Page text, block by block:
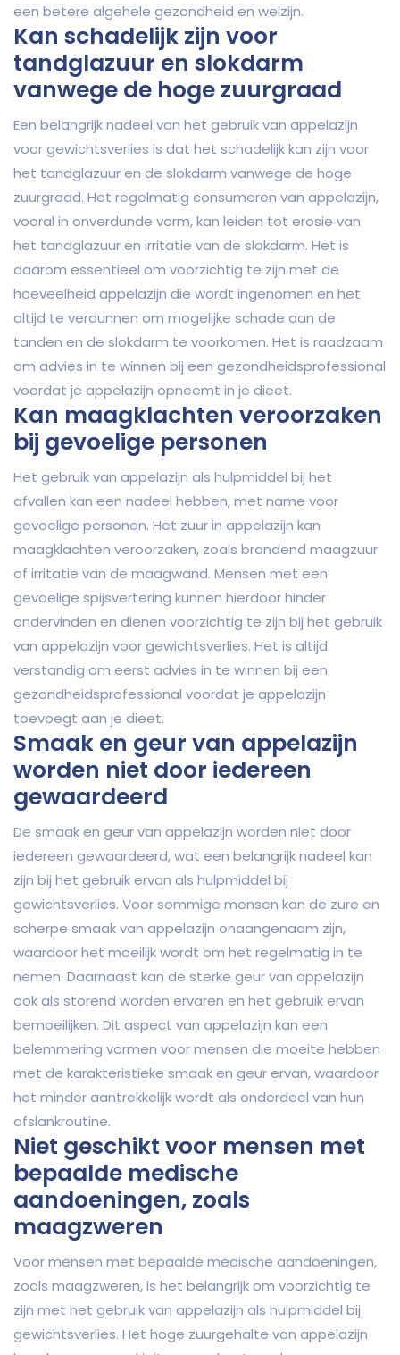
een betere algehele gezondheid en welzijn.
Kan schadelijk zijn voor
tandglazuur en slokdarm
vanwege de hoge zuurgraad
Een belangrijk nadeel van het gebruik van appelazijn
voor gewichtsverlies is dat het schadelijk kan zijn voor
het tandglazuur en de slokdarm vanwege de hoge
zuurgraad. Het regelmatig consumeren van appelazijn,
vooral in onverdunde vorm, kan leiden tot erosie van
het tandglazuur en irritatie van de slokdarm. Het is
daarom essentieel om voorzichtig te zijn met de
hoeveelheid appelazijn die wordt ingenomen en het
altijd te verdunnen om mogelijke schade aan de
tanden en de slokdarm te voorkomen. Het is raadzaam
om advies in te winnen bij een gezondheidsprofessional
voordat je appelazijn opneemt in je dieet.
Kan maagklachten veroorzaken
bij gevoelige personen
Het gebruik van appelazijn als hulpmiddel bij het
afvallen kan een nadeel hebben, met name voor
gevoelige personen. Het zuur in appelazijn kan
maagklachten veroorzaken, zoals brandend maagzuur
of irritatie van de maagwand. Mensen met een
gevoelige spijsvertering kunnen hierdoor hinder
ondervinden en dienen voorzichtig te zijn bij het gebruik
van appelazijn voor gewichtsverlies. Het is altijd
verstandig om eerst advies in te winnen bij een
gezondheidsprofessional voordat je appelazijn
toevoegt aan je dieet.
Smaak en geur van appelazijn
worden niet door iedereen
gewaardeerd
De smaak en geur van appelazijn worden niet door
iedereen gewaardeerd, wat een belangrijk nadeel kan
zijn bij het gebruik ervan als hulpmiddel bij
gewichtsverlies. Voor sommige mensen kan de zure en
scherpe smaak van appelazijn onaangenaam zijn,
waardoor het moeilijk wordt om het regelmatig in te
nemen. Daarnaast kan de sterke geur van appelazijn
ook als storend worden ervaren en het gebruik ervan
bemoeilijken. Dit aspect van appelazijn kan een
belemmering vormen voor mensen die moeite hebben
met de karakteristieke smaak en geur ervan, waardoor
het minder aantrekkelijk wordt als onderdeel van hun
afslankroutine.
Niet geschikt voor mensen met
bepaalde medische
aandoeningen, zoals
maagzweren
Voor mensen met bepaalde medische aandoeningen,
zoals maagzweren, is het belangrijk om voorzichtig te
zijn met het gebruik van appelazijn als hulpmiddel bij
gewichtsverlies. Het hoge zuurgehalte van appelazijn